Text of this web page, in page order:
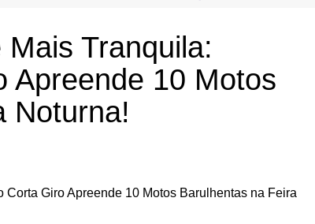
Tranquila:
Apreende 10 Motos
Noturna!